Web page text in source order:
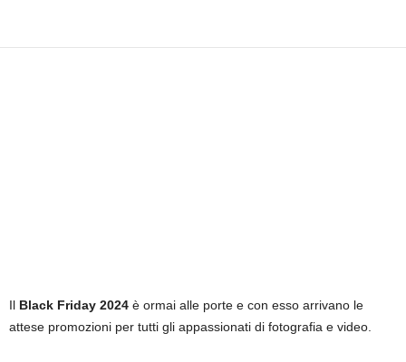
Il Black Friday 2024 è ormai alle porte e con esso arrivano le
attese promozioni per tutti gli appassionati di fotografia e video.